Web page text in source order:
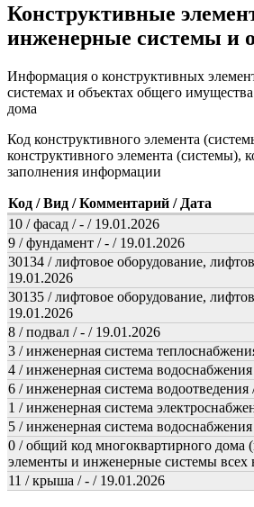
Конструктивные
инженерные системы и
Информация о конструктивных
системах и объектах общего
дома
Код конструктивного элемента
конструктивного элемента (системы),
заполнения информации
Код / Вид / Комментарий / Дата
10 / фасад / - / 19.01.2026
9 / фундамент / - / 19.01.2026
30134 / лифтовое оборудование,
19.01.2026
30135 / лифтовое оборудование,
19.01.2026
8 / подвал / - / 19.01.2026
3 / инженерная система
4 / инженерная система
6 / инженерная система водоотведения
1 / инженерная система
5 / инженерная система
0 / общий код многоквартирного дома
элементы и инженерные системы всех
11 / крыша / - / 19.01.2026